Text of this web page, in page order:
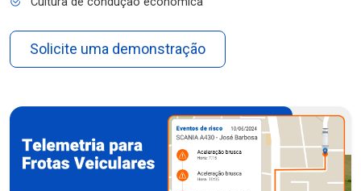
Solicite uma demonstração